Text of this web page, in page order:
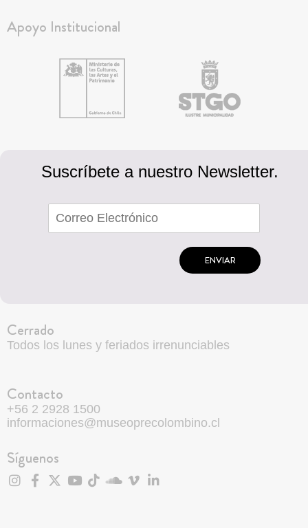
Apoyo Institucional
Suscríbete a nuestro Newsletter.
ENVIAR
Cerrado
Todos los lunes y feriados irrenunciables
Contacto
+56 2 2928 1500
informaciones@museoprecolombino.cl
Síguenos